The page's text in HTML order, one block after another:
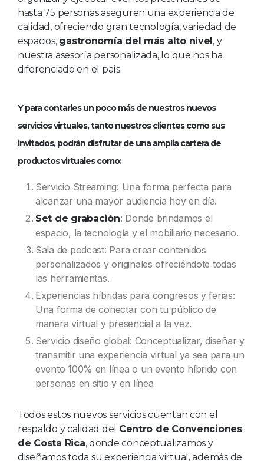
hasta 75 personas aseguren una experiencia de
calidad, ofreciendo gran tecnología, variedad de
espacios, gastronomía del más alto nivel , y
nuestra asesoría personalizada, lo que nos ha
diferenciado en el país.
Y para contarles un poco más de nuestros nuevos
servicios virtuales, tanto nuestros clientes como sus
invitados, podrán disfrutar de una amplia cartera de
productos virtuales como:
Servicio Streaming: Una forma perfecta para
alcanzar una mayor audiencia hoy en día.
Set de grabación: Donde brindamos el
espacio, la tecnología y el mobiliario necesario.
Sala de podcast: Para crear contenidos
personalizados y originales ofreciéndote todas
las herramientas.
Experiencias híbridas para congresos y ferias:
Una forma de conectar con tu público de
manera virtual y presencial a la vez.
Servicio diseño global: Conceptualizar, diseñar y
transmitir una experiencia virtual ya sea para un
evento 100% en línea o un evento híbrido con
personas en sitio y en línea
Todos estos nuevos servicios cuentan con el
respaldo y calidad del Centro de Convenciones
de Costa Rica, donde conceptualizamos y
diseñamos toda su experiencia virtual, además de